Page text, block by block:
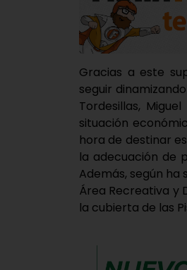
Gracias a este
seguir
Tordesillas,
situación
hora de destinar
la adecuación de
Además, según
Área Recreativa y
la cubierta de las